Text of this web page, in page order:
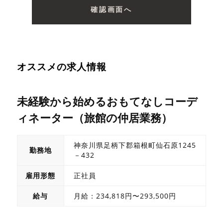
オススメの求人情報
未経験から始めるおもてなしコーデ
ィネーター（旅館の仲居業務）
勤務地
神奈川県足柄下郡箱根町仙石原1245
－432
雇用形態 正社員
給与 月給：234,818円〜293,500円